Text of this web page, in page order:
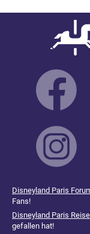
Disneyland Paris
Fans!
Disneyland Paris
gefallen hat!